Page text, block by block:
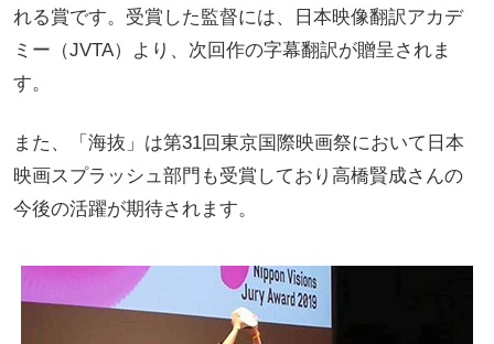
れる賞です。受賞した監督には、日本映像翻訳アカデ
ミー（JVTA）より、次回作の字幕翻訳が贈呈されま
す。
また、「海抜」は第31回東京国際映画祭において日本
映画スプラッシュ部門も受賞しており高橋賢成さんの
今後の活躍が期待されます。